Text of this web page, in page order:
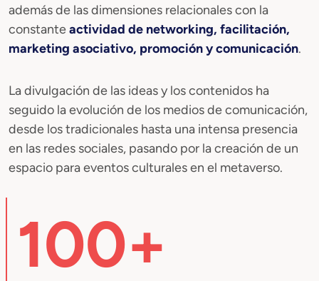
además de las dimensiones relacionales con la
constanteactividad de networking, facilitación,
marketing asociativo, promoción y comunicación.
La divulgación de las ideas y los contenidos ha
seguido la evolución de los medios de comunicación,
desde los tradicionales hasta una intensa presencia
en las redes sociales, pasando por la creación de un
espacio para eventos culturales en el metaverso.
100+